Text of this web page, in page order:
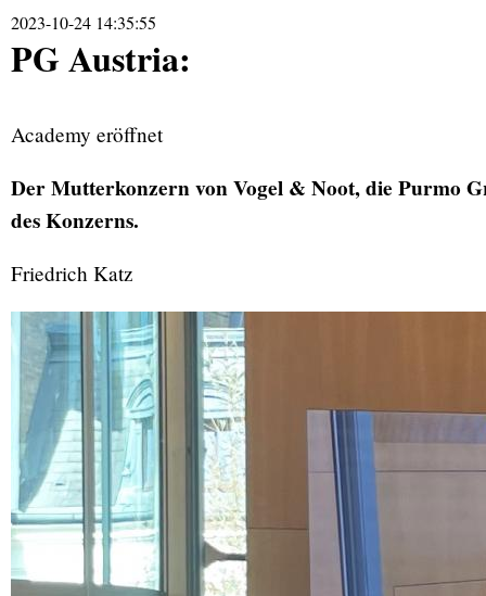
2023-10-24 14:35:55
PG Austria:
Academy eröffnet
Der Mutterkonzern von Vogel & Noot, die Purmo
des Konzerns.
Friedrich Katz